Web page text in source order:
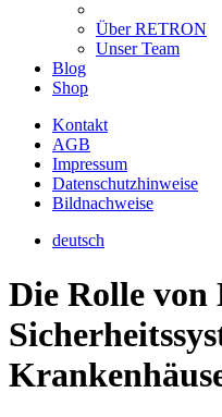
Über RETRON
Unser Team
Blog
Shop
Kontakt
AGB
Impressum
Datenschutzhinweise
Bildnachweise
deutsch
Die Rolle